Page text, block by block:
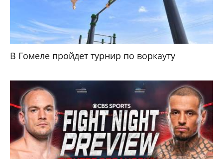
В Гомеле пройдет турнир по воркауту